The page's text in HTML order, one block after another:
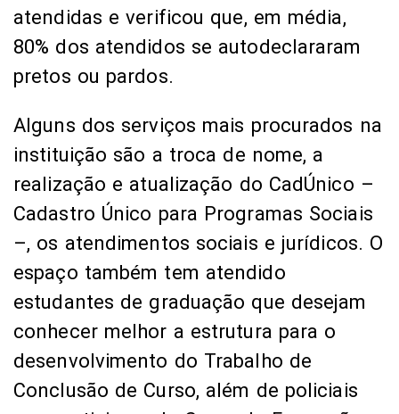
atendidas e verificou que, em média,
80% dos atendidos se autodeclararam
pretos ou pardos.
Alguns dos serviços mais procurados na
instituição são a troca de nome, a
realização e atualização do CadÚnico –
Cadastro Único para Programas Sociais
–, os atendimentos sociais e jurídicos. O
espaço também tem atendido
estudantes de graduação que desejam
conhecer melhor a estrutura para o
desenvolvimento do Trabalho de
Conclusão de Curso, além de policiais